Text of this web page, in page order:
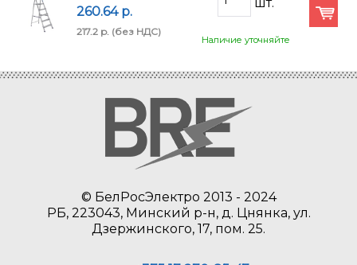
260.64 p.
217.2 p. (без НДС)
Наличие уточняйте
© БелРосЭлектро 2013 - 2024
РБ, 223043, Минский р-н, д. Цнянка, ул.
Дзержинского, 17, пом. 25.